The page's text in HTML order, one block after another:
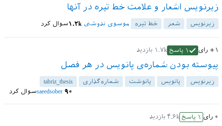
زیرنویس اشعار و علامت خط تیره در آنها
زیرنویس شعر خط تیره سوال کرد موسوی ندوشنی ۱.۲k
+۱ رای ۱ پاسخ ۱.۷k بازدید
پیوسته بودن شماره‌ی پانویس در هر فصل
زیرنویس پانویس پانوشت شماره‌گذاری
tabriz_thesis
سوال کردsaeedsober ۹۰
۰ رای ۱ پاسخ ۴.۶k بازدید